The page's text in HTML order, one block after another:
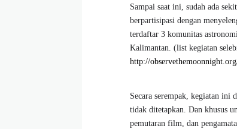
Sampai saat ini, sudah ada
berpartisipasi dengan
terdaftar 3 komunitas
Kalimantan. (list kegiatan
http://
Secara serempak, kegiatan ini
tidak ditetapkan. Dan khusus
pemutaran film, dan